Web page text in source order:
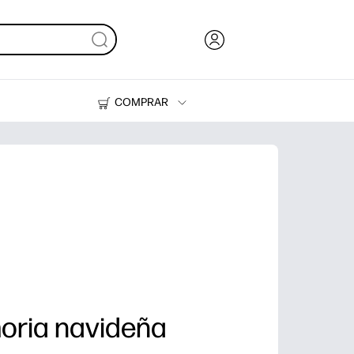
COMPRAR
Impresoras
navideña